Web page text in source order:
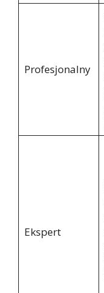
Profesjonalny
Ekspert